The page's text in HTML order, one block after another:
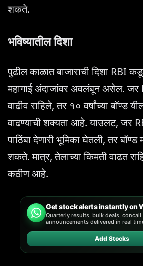
शकते.
भविष्यातील दिशा
पुढील काळात बाजाराची दिशा RBI
महागाई अंदाजांवर अवलंबून असेल. जर
वाढीव राहिले, तर १० वर्षांच्या बॉण्ड
वाढण्याची शक्यता आहे. याउलट, जर
पाठिंबा देणारी भूमिका घेतली, तर
शकते. मात्र, तेलाच्या किमती वाढत
कठीण आहे.
Get stock alerts instantly on
Quarterly results, bulk deals,
announcements delivered in real
Add Stocks